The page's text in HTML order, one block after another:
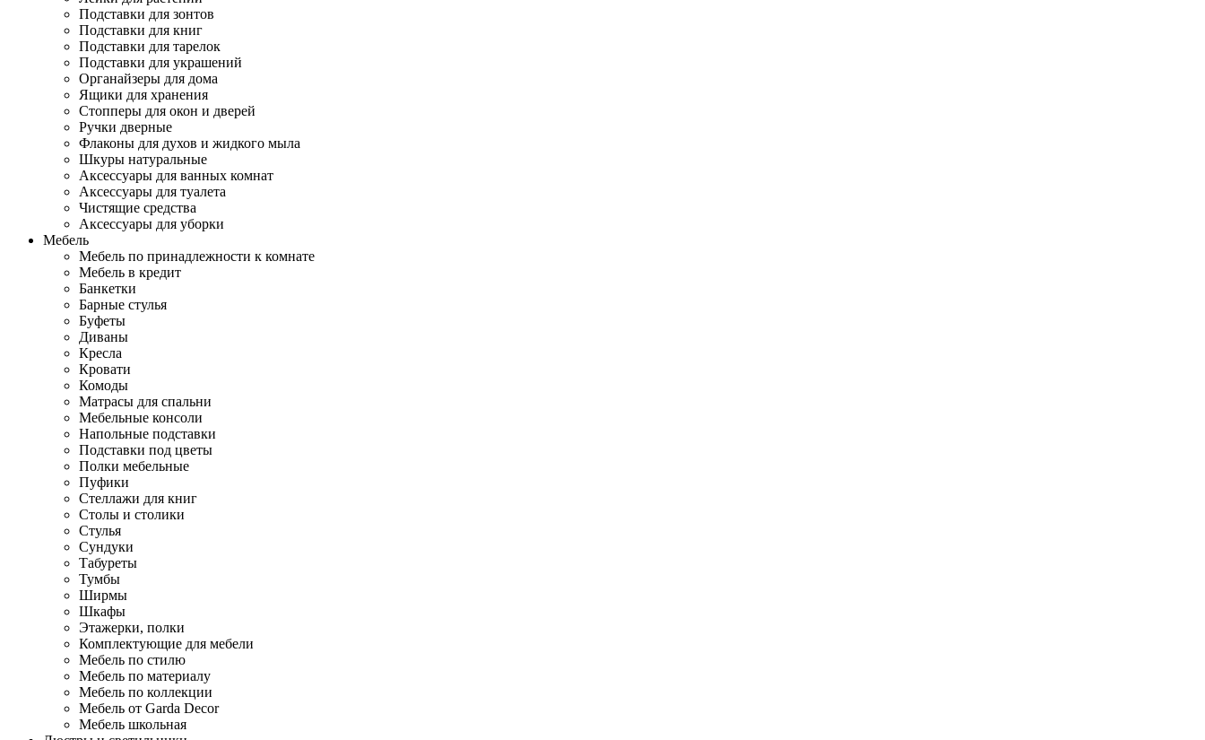
Подставки для зонтов
Подставки для книг
Подставки для тарелок
Подставки для украшений
Органайзеры для дома
Ящики для хранения
Стопперы для окон и дверей
Ручки дверные
Флаконы для духов и жидкого мыла
Шкуры натуральные
Аксессуары для ванных комнат
Аксессуары для туалета
Чистящие средства
Аксессуары для уборки
Мебель
Мебель по принадлежности к комнате
Мебель в кредит
Банкетки
Барные стулья
Буфеты
Диваны
Кресла
Кровати
Комоды
Матрасы для спальни
Мебельные консоли
Напольные подставки
Подставки под цветы
Полки мебельные
Пуфики
Стеллажи для книг
Столы и столики
Стулья
Сундуки
Табуреты
Тумбы
Ширмы
Шкафы
Этажерки, полки
Комплектующие для мебели
Мебель по стилю
Мебель по материалу
Мебель по коллекции
Мебель от Garda Decor
Мебель школьная